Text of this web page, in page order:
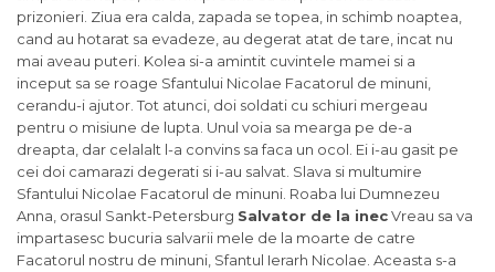
prizonieri. Ziua era calda, zapada se topea, in schimb noaptea,
cand au hotarat sa evadeze, au degerat atat de tare, incat nu
mai aveau puteri. Kolea si-a amintit cuvintele mamei si a
inceput sa se roage Sfantului Nicolae Facatorul de minuni,
cerandu-i ajutor. Tot atunci, doi soldati cu schiuri mergeau
pentru o misiune de lupta. Unul voia sa mearga pe de-a
dreapta, dar celalalt l-a convins sa faca un ocol. Ei i-au gasit pe
cei doi camarazi degerati si i-au salvat. Slava si multumire
Sfantului Nicolae Facatorul de minuni. Roaba lui Dumnezeu
Anna, orasul Sankt-Petersburg Salvator de la inecVreau sa va
impartasesc bucuria salvarii mele de la moarte de catre
Facatorul nostru de minuni, Sfantul Ierarh Nicolae. Aceasta s-a